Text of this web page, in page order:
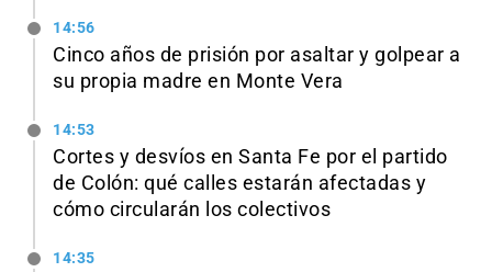
14:56
Cinco años de prisión por asaltar y golpear a
su propia madre en Monte Vera
14:53
Cortes y desvíos en Santa Fe por el partido
de Colón: qué calles estarán afectadas y
cómo circularán los colectivos
14:35